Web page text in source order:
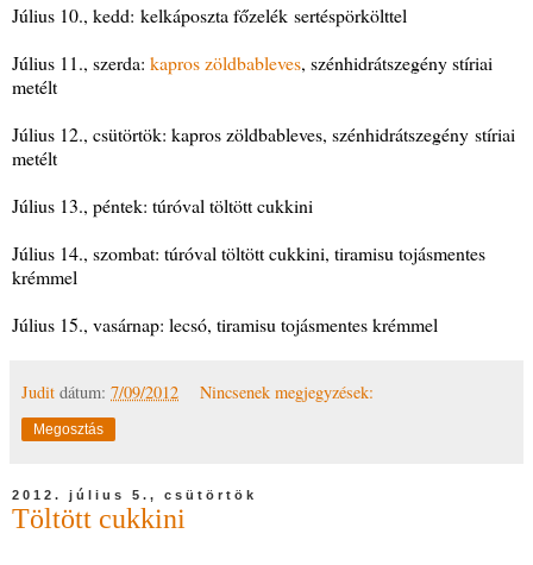
Július 10., kedd: kelkáposzta főzelék sertéspörkölttel
Július 11., szerda: kapros zöldbableves, szénhidrátszegény stíriai
metélt
Július 12., csütörtök: kapros zöldbableves, szénhidrátszegény stíriai
metélt
Július 13., péntek: túróval töltött cukkini
Július 14., szombat: túróval töltött cukkini, tiramisu tojásmentes
krémmel
Július 15., vasárnap: lecsó, tiramisu tojásmentes krémmel
Judit dátum: 7/09/2012 Nincsenek megjegyzések:
Megosztás
2012. július 5., csütörtök
Töltött cukkini